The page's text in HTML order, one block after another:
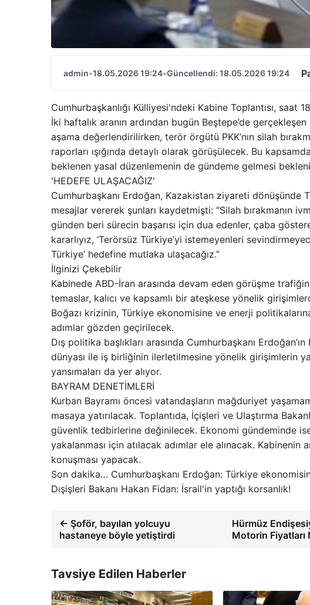
admin•18.05.2026 19:24•Güncellendi: 18.05.2026 19:24
Cumhurbaşkanlığı Külliyesi'ndeki Kabine Toplantısı, saat
İki haftalık aranın ardından bugün Beştepe’de
aşama değerlendirilirken, terör örgütü PKK’nın silah
raporları ışığında detaylı olarak görüşülecek. Bu
beklenen yasal düzenlemenin de gündeme gelmesi
'HEDEFE ULAŞACAĞIZ'
Cumhurbaşkanı Erdoğan, Kazakistan ziyareti dönüşünde
mesajlar vererek şunları kaydetmişti: “Silah bırakmanın
günden beri sürecin başarısı için dua edenler, çaba
kararlıyız, ‘Terörsüz Türkiye’yi istemeyenleri
Türkiye’ hedefine mutlaka ulaşacağız.”
İlginizi Çekebilir
Kabinede ABD-İran arasında devam eden görüşme
temaslar, kalıcı ve kapsamlı bir ateşkese yönelik
Boğazı krizinin, Türkiye ekonomisine ve enerji
adımlar gözden geçirilecek.
Dış politika başlıkları arasında Cumhurbaşkanı
dünyası ile iş birliğinin ilerletilmesine yönelik girişimlerin
yansımaları da yer alıyor.
BAYRAM DENETİMLERİ
Kurban Bayramı öncesi vatandaşların mağduriyet
masaya yatırılacak. Toplantıda, İçişleri ve Ulaştırma
güvenlik tedbirlerine değinilecek. Ekonomi gündeminde
yakalanması için atılacak adımlar ele alınacak.
konuşması yapacak.
Son dakika… Cumhurbaşkanı Erdoğan: Türkiye
Dışişleri Bakanı Hakan Fidan: İsrail'in yaptığı korsanlık!
← Şoför, bayılan yolcuyu
hastaneye böyle yetiştirdi
Hürmüz
Motorin Fiyatları
Tavsiye Edilen Haberler